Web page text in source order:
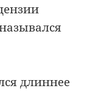
длиннее